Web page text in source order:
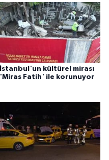
İstanbul'un kültürel mirası
'Miras Fatih' ile korunuyor